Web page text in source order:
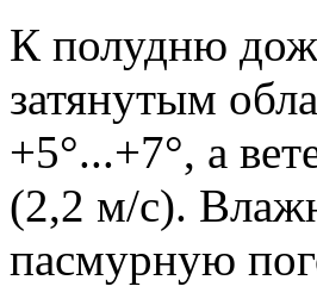
К полудню
затянутым
+5°...+7°, а
(2,2 м/с).
пасмурную